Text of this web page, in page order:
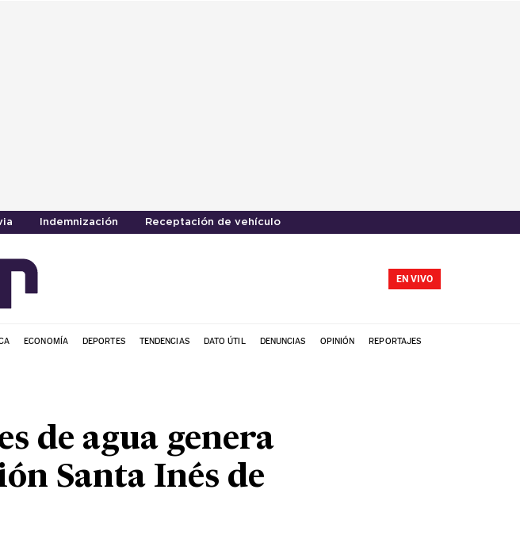
Indemnización Receptación de vehículo
EN VIVO
ECONOMÍA DEPORTES TENDENCIAS DATO ÚTIL DENUNCIAS OPINIÓN REPORTAJES
de agua genera
Santa Inés de